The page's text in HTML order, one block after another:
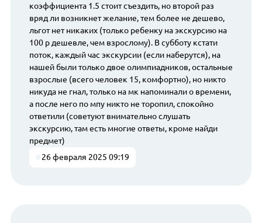
коэффициента 1.5 стоит съездить, но второй раз
вряд ли возникнет желание, тем более не дешево,
льгот нет никаких (только ребенку на экскурсию на
100 р дешевле, чем взрослому). В субботу кстати
поток, каждый час экскурсии (если наберутся), на
нашей были только двое олимпиадников, остальные
взрослые (всего человек 15, комфортно), но никто
никуда не гнал, только на мк напоминали о времени,
а после него по мпу никто не торопил, спокойно
ответили (советуют внимательно слушать
экскурсию, там есть многие ответы, кроме найди
предмет)
26 февраля 2025 09:19